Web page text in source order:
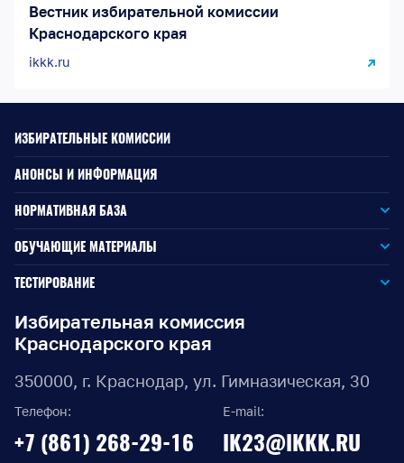
Вестник избирательной комиссии
Краснодарского края
ikkk.ru
Избирательная комиссия
Краснодарского края
350000, г. Краснодар, ул. Гимназическая, 30
Телефон:
+7 (861) 268-29-16
E-mail:
IK23@IKKK.RU
ИЗБИРАТЕЛЬНЫЕ КОМИССИИ
АНОНСЫ И ИНФОРМАЦИЯ
НОРМАТИВНАЯ БАЗА
Законодательство РФ
Законодательство КК
Документы ЦИК России
Документы ИККК
Выборы Губернатора Краснодарского края
Краснодарского края
ОБУЧАЮЩИЕ МАТЕРИАЛЫ
Для окружной избирательной комиссии
Для территориальной избирательной комиссии
Для участковой избирательной комиссии
ТЕСТИРОВАНИЕ
Для членов участковых избирательных комиссий